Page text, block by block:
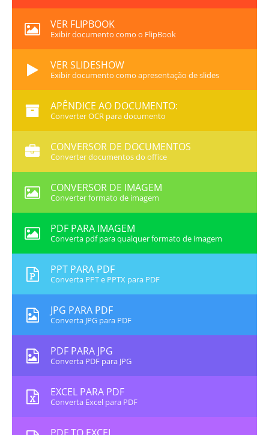
VER FLIPBOOK
Exibir documento como o FlipBook
VER SLIDESHOW
Exibir documento como apresentação de slides
APÊNDICE AO DOCUMENTO:
Converter OCR para documento
CONVERSOR DE DOCUMENTOS
Converter documentos do office
CONVERSOR DE IMAGEM
Converter formato de imagem
PDF PARA IMAGEM
Converta pdf para qualquer formato de imagem
PPT PARA PDF
Converta PPT e PPTX para PDF
JPG PARA PDF
Converta JPG para PDF
PDF PARA JPG
Converta PDF para JPG
EXCEL PARA PDF
Converta Excel para PDF